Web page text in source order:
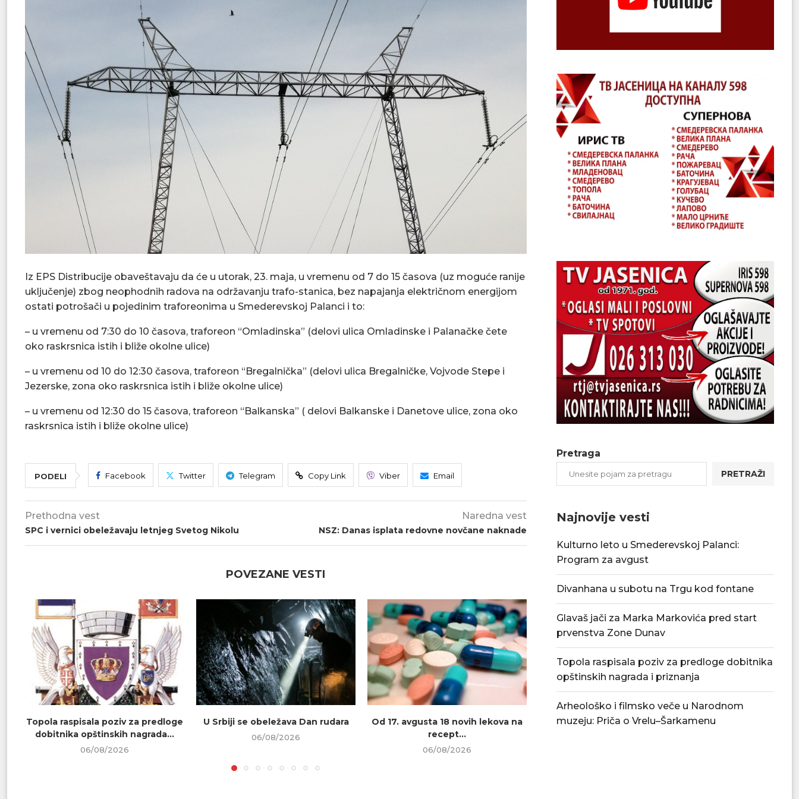
Iz EPS Distribucije obaveštavaju da će u utorak, 23. maja, u vremenu od 7 do 15 časova (uz moguće ranije
uključenje) zbog neophodnih radova na održavanju trafo-stanica, bez napajanja električnom energijom
ostati potrošači u pojedinim traforeonima u Smederevskoj Palanci i to:
– u vremenu od 7:30 do 10 časova, traforeon “Omladinska” (delovi ulica Omladinske i Palanačke čete
oko raskrsnica istih i bliže okolne ulice)
– u vremenu od 10 do 12:30 časova, traforeon “Bregalnička” (delovi ulica Bregalničke, Vojvode Stepe i
Jezerske, zona oko raskrsnica istih i bliže okolne ulice)
– u vremenu od 12:30 do 15 časova, traforeon “Balkanska” ( delovi Balkanske i Danetove ulice, zona oko
raskrsnica istih i bliže okolne ulice)
PODELI Facebook Twitter Telegram Copy Link Viber Email
Prethodna vest
SPC i vernici obeležavaju letnjeg Svetog Nikolu
Naredna vest
NSZ: Danas isplata redovne novčane naknade
POVEZANE VESTI
Topola raspisala poziv za predloge
dobitnika opštinskih nagrada...
06/08/2026
U Srbiji se obeležava Dan rudara
06/08/2026
Od 17. avgusta 18 novih lekova na
recept...
06/08/2026
Povećan rizik od požara – apel
Pretraga
PRETRAŽI
Najnovije vesti
Kulturno leto u Smederevskoj Palanci:
Program za avgust
Divanhana u subotu na Trgu kod fontane
Glavaš jači za Marka Markovića pred start
prvenstva Zone Dunav
Topola raspisala poziv za predloge dobitnika
opštinskih nagrada i priznanja
Arheološko i filmsko veče u Narodnom
muzeju: Priča o Vrelu–Šarkamenu